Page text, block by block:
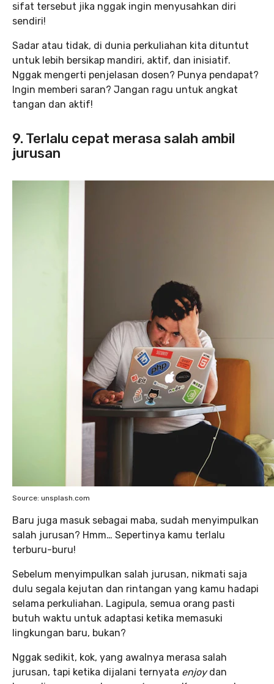
sifat tersebut jika nggak ingin menyusahkan diri
sendiri!
Sadar atau tidak, di dunia perkuliahan kita dituntut
untuk lebih bersikap mandiri, aktif, dan inisiatif.
Nggak mengerti penjelasan dosen? Punya pendapat?
Ingin memberi saran? Jangan ragu untuk angkat
tangan dan aktif!
9. Terlalu cepat merasa salah ambil
jurusan
Source: unsplash.com
Baru juga masuk sebagai maba, sudah menyimpulkan
salah jurusan? Hmm… Sepertinya kamu terlalu
terburu-buru!
Sebelum menyimpulkan salah jurusan, nikmati saja
dulu segala kejutan dan rintangan yang kamu hadapi
selama perkuliahan. Lagipula, semua orang pasti
butuh waktu untuk adaptasi ketika memasuki
lingkungan baru, bukan?
Nggak sedikit, kok, yang awalnya merasa salah
jurusan, tapi ketika dijalani ternyata enjoydan